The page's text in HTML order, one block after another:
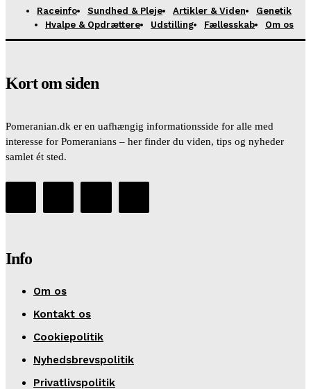
Raceinfo Sundhed & Pleje Artikler & Viden
Genetik
Hvalpe & Opdrættere
Udstilling Fællesskab Om os
Kort om siden
Pomeranian.dk er en uafhængig informationsside for alle med
interesse for Pomeranians – her finder du viden, tips og nyheder
samlet ét sted.
Info
Om os
Kontakt os
Cookiepolitik
Nyhedsbrevspolitik
Privatlivspolitik